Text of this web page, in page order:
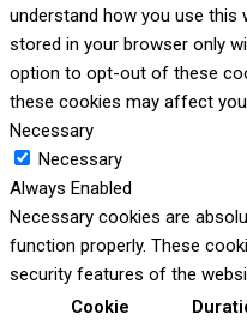
understand how you use this
stored in your browser only
option to opt-out of these
these cookies may affect
Necessary
Necessary
Always Enabled
Necessary cookies are
function properly. These
security features of the
Cookie